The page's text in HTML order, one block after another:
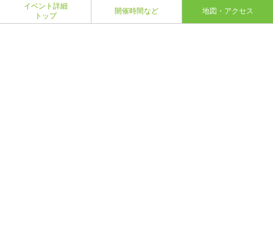
イベント詳細
トップ
開催時間など 地図・アクセス